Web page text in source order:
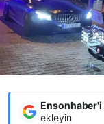
Ensonhaber'i
ekleyin